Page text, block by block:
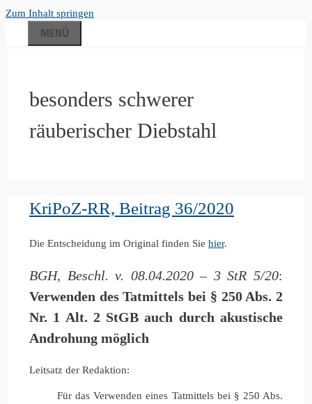
Zum Inhalt springen
MENÜ
besonders schwerer
räuberischer Diebstahl
KriPoZ-RR, Beitrag 36/2020
Die Entscheidung im Original finden Sie hier.
BGH, Beschl. v. 08.04.2020 – 3 StR 5/20:
Verwenden des Tatmittels bei § 250 Abs. 2
Nr. 1 Alt. 2 StGB auch durch akustische
Androhung möglich
Leitsatz der Redaktion:
Für das Verwenden eines Tatmittels bei § 250 Abs.